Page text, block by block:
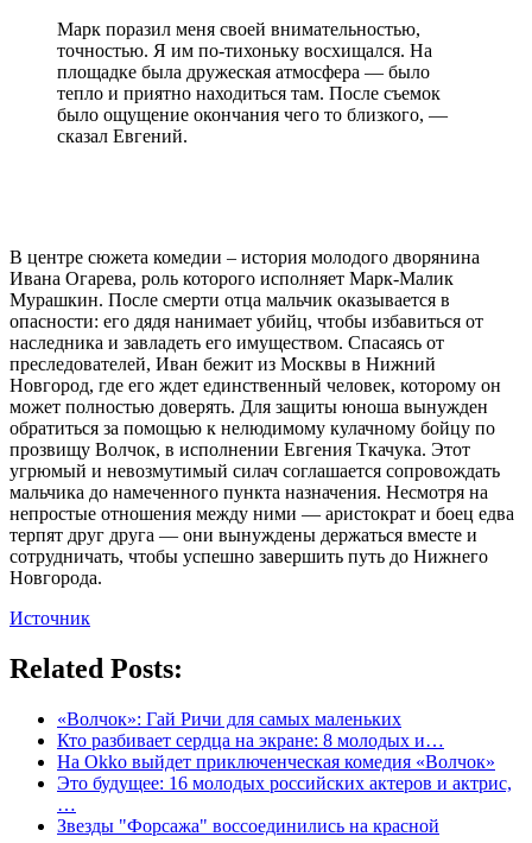
Марк поразил меня своей внимательностью,
точностью. Я им по-тихоньку восхищался. На
площадке была дружеская атмосфера — было
тепло и приятно находиться там. После съемок
было ощущение окончания чего то близкого, —
сказал Евгений.
В центре сюжета комедии – история молодого дворянина
Ивана Огарева, роль которого исполняет Марк-Малик
Мурашкин. После смерти отца мальчик оказывается в
опасности: его дядя нанимает убийц, чтобы избавиться от
наследника и завладеть его имуществом. Спасаясь от
преследователей, Иван бежит из Москвы в Нижний
Новгород, где его ждет единственный человек, которому он
может полностью доверять. Для защиты юноша вынужден
обратиться за помощью к нелюдимому кулачному бойцу по
прозвищу Волчок, в исполнении Евгения Ткачука. Этот
угрюмый и невозмутимый силач соглашается сопровождать
мальчика до намеченного пункта назначения. Несмотря на
непростые отношения между ними — аристократ и боец едва
терпят друг друга — они вынуждены держаться вместе и
сотрудничать, чтобы успешно завершить путь до Нижнего
Новгорода.
Источник
Related Posts:
«Волчок»: Гай Ричи для самых маленьких
Кто разбивает сердца на экране: 8 молодых и…
На Okko выйдет приключенческая комедия «Волчок»
Это будущее: 16 молодых российских актеров и актрис,
…
Звезды "Форсажа" воссоединились на красной